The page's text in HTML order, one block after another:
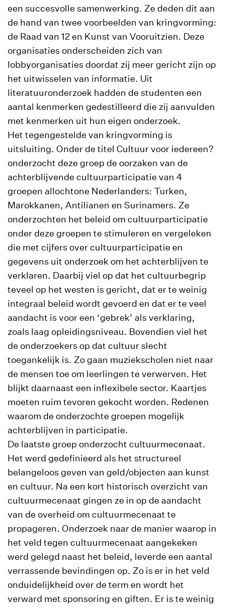
een succesvolle samenwerking. Ze deden dit aan
de hand van twee voorbeelden van kringvorming:
de Raad van 12 en Kunst van Vooruitzien. Deze
organisaties onderscheiden zich van
lobbyorganisaties doordat zij meer gericht zijn op
het uitwisselen van informatie. Uit
literatuuronderzoek hadden de studenten een
aantal kenmerken gedestilleerd die zij aanvulden
met kenmerken uit hun eigen onderzoek.
Het tegengestelde van kringvorming is
uitsluiting. Onder de titel Cultuur voor iedereen?
onderzocht deze groep de oorzaken van de
achterblijvende cultuurparticipatie van 4
groepen allochtone Nederlanders: Turken,
Marokkanen, Antilianen en Surinamers. Ze
onderzochten het beleid om cultuurparticipatie
onder deze groepen te stimuleren en vergeleken
die met cijfers over cultuurparticipatie en
gegevens uit onderzoek om het achterblijven te
verklaren. Daarbij viel op dat het cultuurbegrip
teveel op het westen is gericht, dat er te weinig
integraal beleid wordt gevoerd en dat er te veel
aandacht is voor een ‘gebrek’ als verklaring,
zoals laag opleidingsniveau. Bovendien viel het
de onderzoekers op dat cultuur slecht
toegankelijk is. Zo gaan muziekscholen niet naar
de mensen toe om leerlingen te verwerven. Het
blijkt daarnaast een inflexibele sector. Kaartjes
moeten ruim tevoren gekocht worden. Redenen
waarom de onderzochte groepen mogelijk
achterblijven in participatie.
De laatste groep onderzocht cultuurmecenaat.
Het werd gedefinieerd als het structureel
belangeloos geven van geld/objecten aan kunst
en cultuur. Na een kort historisch overzicht van
cultuurmecenaat gingen ze in op de aandacht
van de overheid om cultuurmecenaat te
propageren. Onderzoek naar de manier waarop in
het veld tegen cultuurmecenaat aangekeken
werd gelegd naast het beleid, leverde een aantal
verrassende bevindingen op. Zo is er in het veld
onduidelijkheid over de term en wordt het
verward met sponsoring en giften. Er is te weinig